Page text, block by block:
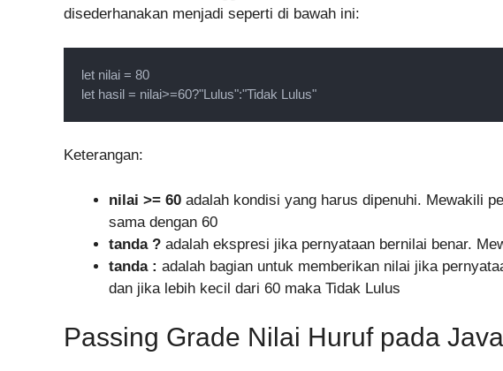
disederhanakan menjadi seperti di bawah ini:
let nilai = 80
let hasil = nilai>=60?"Lulus":"Tidak Lulus"
Keterangan:
nilai >= 60 adalah kondisi yang harus dipenuhi. Mewakili
sama dengan 60
tanda ? adalah ekspresi jika pernyataan bernilai benar.
tanda : adalah bagian untuk memberikan nilai jika
dan jika lebih kecil dari 60 maka Tidak Lulus
Passing Grade Nilai Huruf pada